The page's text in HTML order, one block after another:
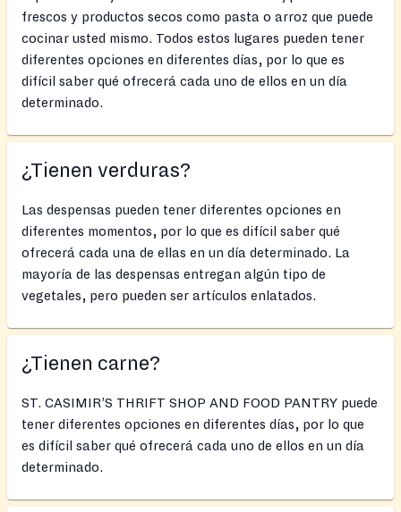
frescos y productos secos como pasta o arroz que puede
cocinar usted mismo. Todos estos lugares pueden tener
diferentes opciones en diferentes días, por lo que es
difícil saber qué ofrecerá cada uno de ellos en un día
determinado.
¿Tienen verduras?
Las despensas pueden tener diferentes opciones en
diferentes momentos, por lo que es difícil saber qué
ofrecerá cada una de ellas en un día determinado. La
mayoría de las despensas entregan algún tipo de
vegetales, pero pueden ser artículos enlatados.
¿Tienen carne?
ST. CASIMIR’S THRIFT SHOP AND FOOD PANTRY puede
tener diferentes opciones en diferentes días, por lo que
es difícil saber qué ofrecerá cada uno de ellos en un día
determinado.